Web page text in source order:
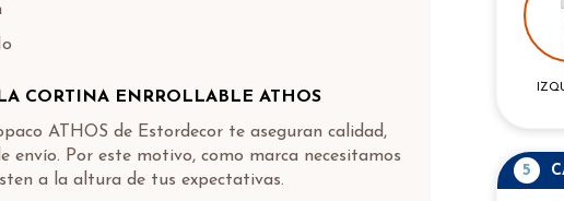
CORTINA ENRROLLABLE ATHOS
ATHOS de Estordecor te aseguran calidad,
envío. Por este motivo, como marca necesitamos
a la altura de tus expectativas.
5